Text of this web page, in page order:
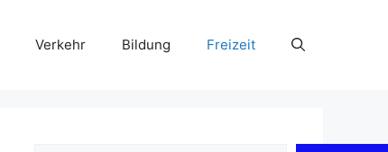
Verkehr Bildung Freizeit